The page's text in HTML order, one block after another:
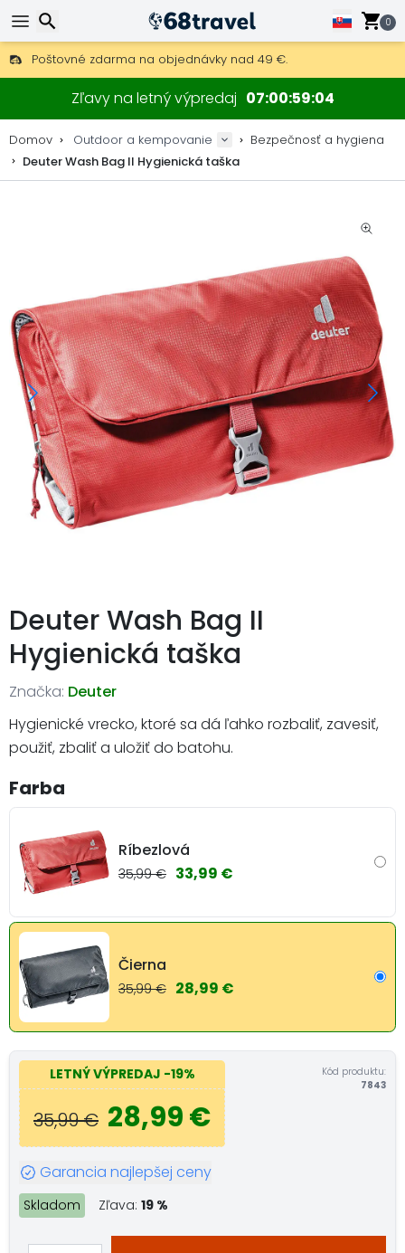
0
Poštovné zdarma na objednávky nad 49 €.
30 dní na vrátenie, 90 dní na drevené mapy a dekorácie.
Najlepšie ceny na outdoor vybavenie a doplnky.
Zľavy na letný výpredaj 07005904
Domov Outdoor a kempovanie
Bezpečnosť a hygiena
Deuter Wash Bag II Hygienická taška
Deuter Wash Bag II
Hygienická taška
Značka: Deuter
Hygienické vrecko, ktoré sa dá ľahko rozbaliť, zavesiť,
použiť, zbaliť a uložiť do batohu.
Farba
Ríbezlová
35,99 € 33,99 €
Čierna
35,99 € 28,99 €
LETNÝ VÝPREDAJ -19%
35,99 € 28,99 €
Kód produktu:
7843
Garancia najlepšej ceny
Skladom Zľava: 19 %
Hľadať